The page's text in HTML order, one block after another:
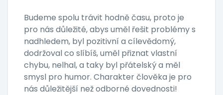
Budeme spolu trávit hodně času, proto je
pro nás důležité, abys uměl řešit problémy s
nadhledem, byl pozitivní a cílevědomý,
dodržoval co slíbíš, uměl přiznat vlastní
chybu, nelhal, a taky byl přátelský a měl
smysl pro humor. Charakter člověka je pro
nás důležitější než odborné dovednosti!